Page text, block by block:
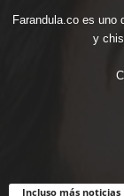
Farandula.co es uno
y
Incluso más noticias